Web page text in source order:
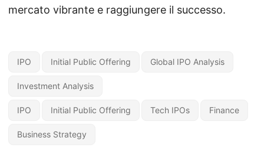
mercato vibrante e raggiungere il successo.
IPO Initial Public Offering Global IPO Analysis
Investment Analysis
IPO Initial Public Offering Tech IPOs Finance
Business Strategy